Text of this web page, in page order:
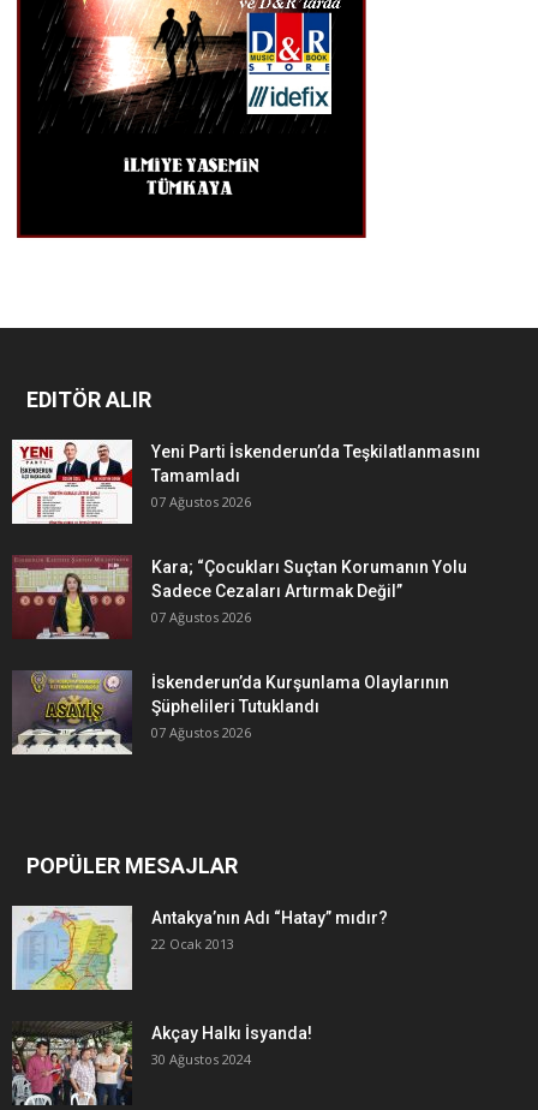
EDITÖR ALIR
Yeni Parti İskenderun’da Teşkilatlanmasını
Tamamladı
07 Ağustos 2026
Kara; “Çocukları Suçtan Korumanın Yolu
Sadece Cezaları Artırmak Değil”
07 Ağustos 2026
İskenderun’da Kurşunlama Olaylarının
Şüphelileri Tutuklandı
07 Ağustos 2026
POPÜLER MESAJLAR
Antakya’nın Adı “Hatay” mıdır?
22 Ocak 2013
Akçay Halkı İsyanda!
30 Ağustos 2024